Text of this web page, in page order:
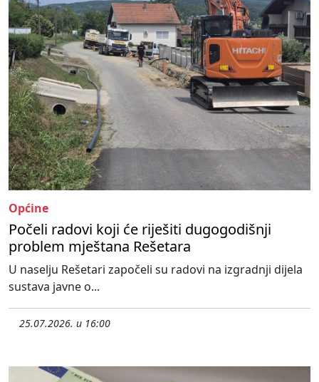
Općine
Počeli radovi koji će riješiti dugogodišnji
problem mještana Rešetara
U naselju Rešetari započeli su radovi na izgradnji dijela
sustava javne o...
25.07.2026. u 16:00